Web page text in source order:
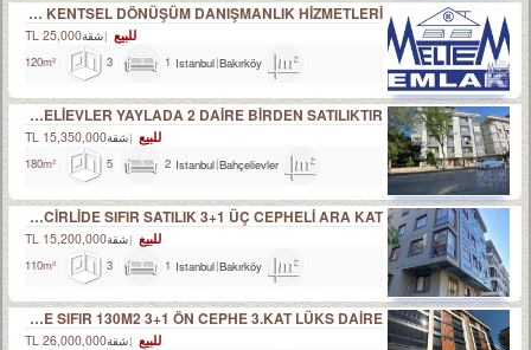
HER TÜRLÜ TAPU İMAR İNTİKAL EKSPERTİZLİK VE KENTSEL DÖNÜŞÜM DANIŞMANLIK HİZMETLERİ
للبيع شقة25,000 TL
120m²
3 1 Istanbul Bakırköy
BAHÇELİEVLER YAYLADA 2 DAİRE BİRDEN SATILIKTIR.
للبيع شقة15,350,000 TL
180m²
5 2 Istanbul Bahçelievler
BAKIRKÖY İNCİRLİDE SIFIR SATILIK 3+1 ÜÇ CEPHELİ ARA KAT
للبيع شقة15,200,000 TL
110m²
3 1 Istanbul Bakırköy
İNCİRLİDE SIFIR 130M2 3+1 ÖN CEPHE 3.KAT LÜKS DAİRE
للبيع شقة26,000,000 TL